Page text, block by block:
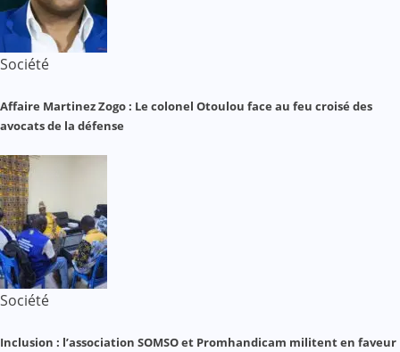
Société
Affaire Martinez Zogo : Le colonel Otoulou face au feu croisé des
avocats de la défense
Société
Inclusion : l’association SOMSO et Promhandicam militent en faveur